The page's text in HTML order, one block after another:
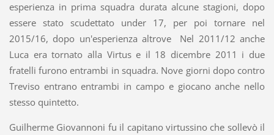
esperienza in prima squadra durata alcune stagioni, dopo
essere stato scudettato under 17, per poi tornare nel
2015/16, dopo un'esperienza altrove Nel 2011/12 anche
Luca era tornato alla Virtus e il 18 dicembre 2011 i due
fratelli furono entrambi in squadra. Nove giorni dopo contro
Treviso entrano entrambi in campo e giocano anche nello
stesso quintetto.
Guilherme Giovannoni fu il capitano virtussino che sollevò il